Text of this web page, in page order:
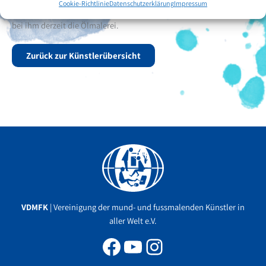
Cookie-RichtlinieDatenschutzerklärungImpressum
Castañeda privaten Kunstunterricht bei Meister Horacio. Sie erlernt
bei ihm derzeit die Ölmalerei.
Zurück zur Künstlerübersicht
VDMFK | Vereinigung der mund- und fussmalenden Künstler in
aller Welt e.V.
Facebook
YouTube
Instagram